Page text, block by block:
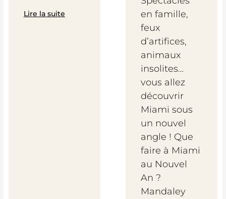
Lire la suite
en famille,
feux
d’artifices,
animaux
insolites…
vous allez
découvrir
Miami sous
un nouvel
angle ! Que
faire à Miami
au Nouvel
An ?
Mandaley